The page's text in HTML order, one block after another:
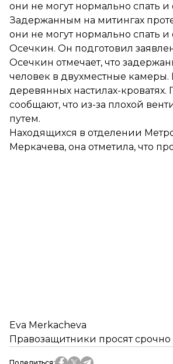
они не могут нормально спать и
Задержанным на митингах
они не могут нормально спать
Осечкин. Он подготовил
Осечкин отмечает, что
человек в двухместные
деревянных настилах-
сообщают, что из-за плохой
путем.
Находящихся в отделении
Меркачева, она отметила, что
Eva Merkacheva
Правозащитники просят